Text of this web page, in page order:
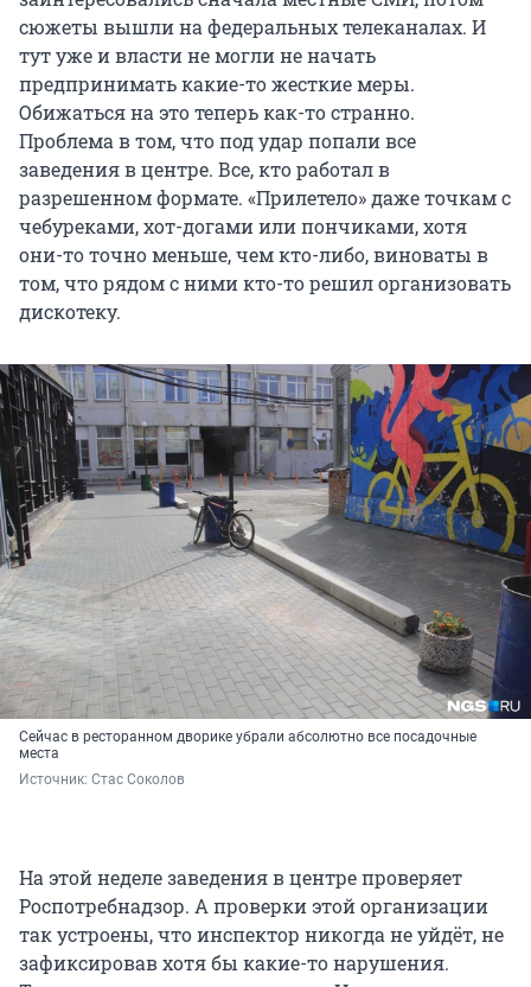
сюжеты вышли на федеральных телеканалах. И
тут уже и власти не могли не начать
предпринимать какие-то жесткие меры.
Обижаться на это теперь как-то странно.
Проблема в том, что под удар попали все
заведения в центре. Все, кто работал в
разрешенном формате. «Прилетело» даже точкам с
чебуреками, хот-догами или пончиками, хотя
они-то точно меньше, чем кто-либо, виноваты в
том, что рядом с ними кто-то решил организовать
дискотеку.
Сейчас в ресторанном дворике убрали абсолютно все посадочные
места
Источник: Стас Соколов
На этой неделе заведения в центре проверяет
Роспотребнадзор. А проверки этой организации
так устроены, что инспектор никогда не уйдёт, не
зафиксировав хотя бы какие-то нарушения.